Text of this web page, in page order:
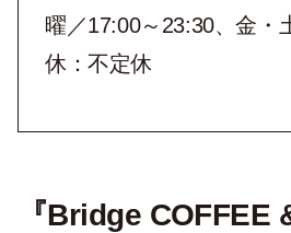
曜／17:00～23:30、金・
休：不定休
『Bridge COFFEE